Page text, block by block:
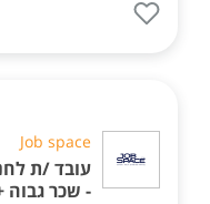
Job space
עובד /ת
- שכר גבוה